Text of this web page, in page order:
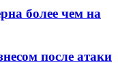
более чем на
после атаки